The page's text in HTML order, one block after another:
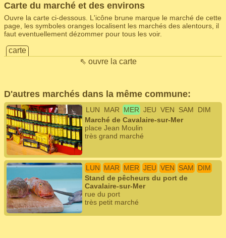
Carte du marché et des environs
Ouvre la carte ci-dessous. L'icône brune marque le marché de cette
page, les symboles oranges localisent les marchés des alentours, il
faut eventuellement dézommer pour tous les voir.
carte
⇖ ouvre la carte
D'autres marchés dans la même commune:
LUN MAR MER JEU VEN SAM
DIM
Marché de Cavalaire-sur-Mer
place Jean Moulin
très grand marché
LUN MAR MER JEU VEN SAM
DIM
Stand de pêcheurs du port de
Cavalaire-sur-Mer
rue du port
très petit marché